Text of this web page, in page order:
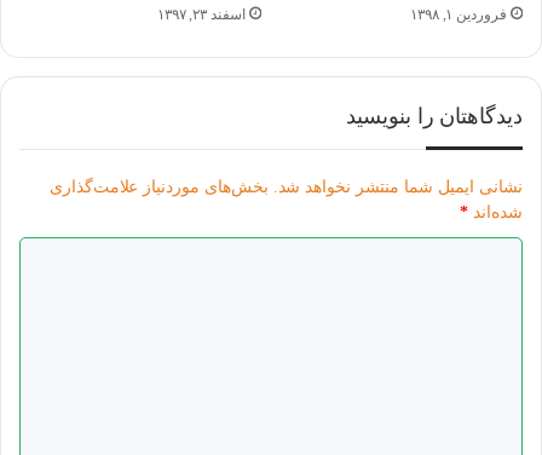
فروردین ۱, ۱۳۹۸ اسفند ۲۳, ۱۳۹۷
دیدگاهتان را بنویسید
نشانی ایمیل شما منتشر نخواهد شد. بخش‌های موردنیاز علامت‌گذاری
شده‌اند *